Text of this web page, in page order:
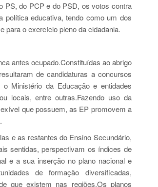
PS, do PCP e do PSD, os votos contra
política educativa, tendo como um dos
para o exercício pleno da cidadania.
antes ocupado.Constituídas ao abrigo
de candidaturas a concursos
Ministério da Educação e entidades
locais, entre outras.Fazendo uso da
que possuem, as EP promovem a
e as restantes do Ensino Secundário,
sentidas, perspectivam os índices de
e a sua inserção no plano nacional e
de formação diversificadas,
que existem nas regiões.Os planos